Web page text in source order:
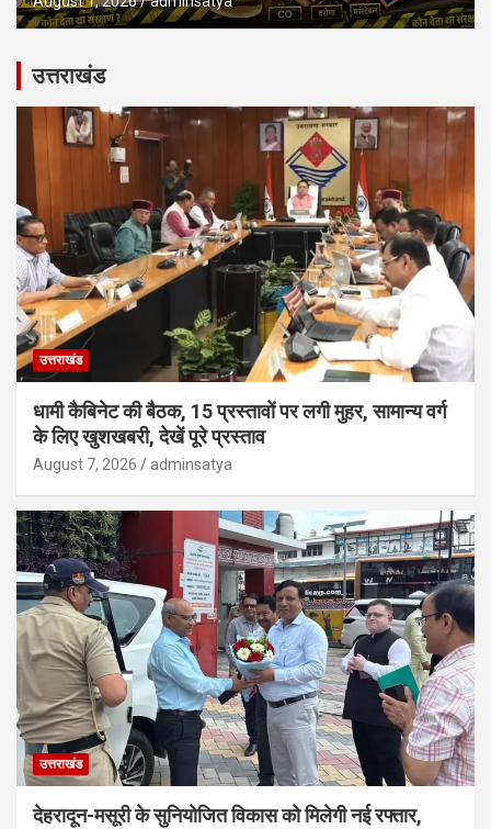
उत्तराखंड
उत्तराखंड
धामी कैबिनेट की बैठक, 15 प्रस्तावों पर लगी मुहर, सामान्य वर्ग
के लिए खुशखबरी, देखें पूरे प्रस्ताव
August 7, 2026 adminsatya
उत्तराखंड
देहरादून-मसूरी के सुनियोजित विकास को मिलेगी नई रफ्तार,